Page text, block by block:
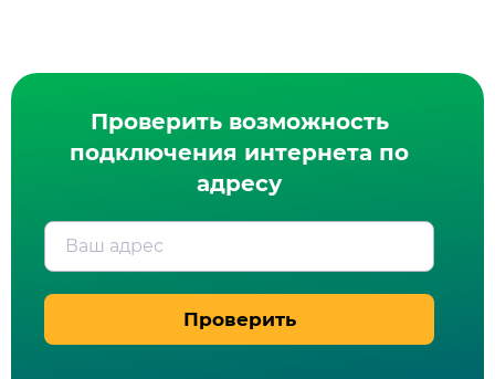
Проверить возможность
подключения интернета по
адресу
Ваш адрес
Проверить